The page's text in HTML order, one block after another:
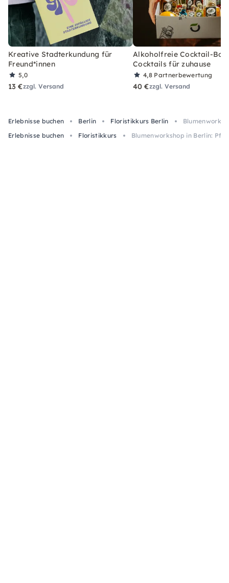
Kreative Stadterkundung für
Freund*innen
5,0
13 €zzgl. Versand
Alkoholfreie Cocktail-Box
Cocktails für zuhause
4,8 Partnerbewertung
40 €zzgl. Versand
Erlebnisse buchen Berlin Floristikkurs Berlin
Erlebnisse buchen
Floristikkurs Blumenworkshop in Berlin: